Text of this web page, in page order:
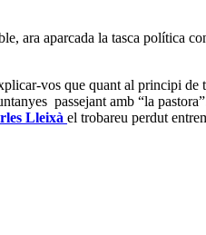
ara aparcada la tasca política
vos que quant al principi de
passejant amb “la
Lleixà el trobareu perdut